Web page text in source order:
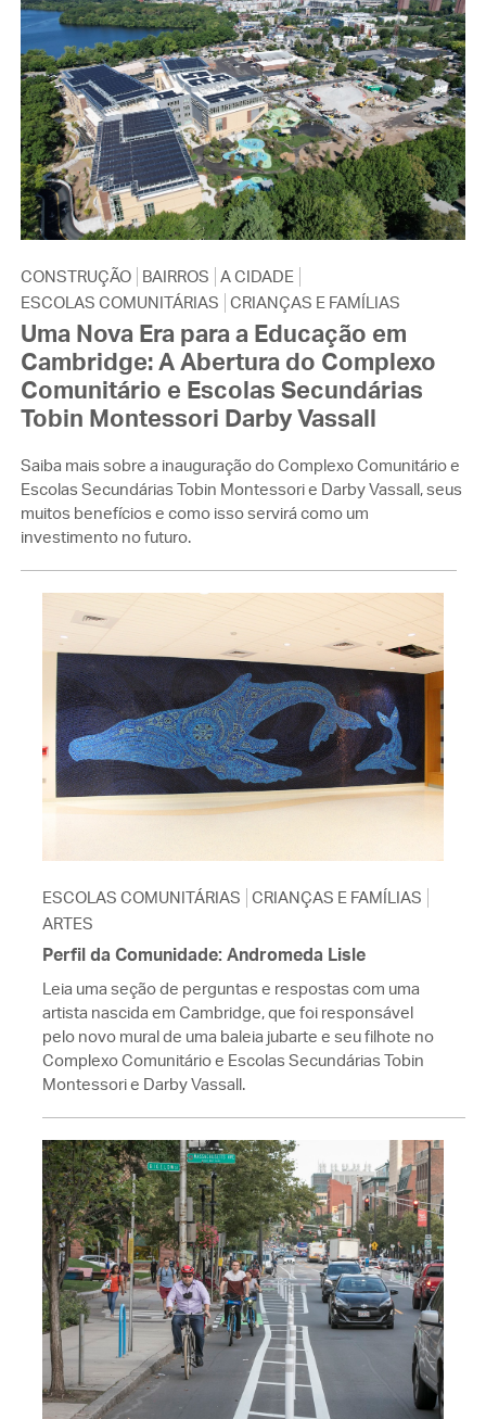
CONSTRUÇÃO BAIRROS A CIDADE
ESCOLAS COMUNITÁRIAS CRIANÇAS E FAMÍLIAS
Uma Nova Era para a Educação em
Cambridge: A Abertura do Complexo
Comunitário e Escolas Secundárias
Tobin Montessori Darby Vassall
Saiba mais sobre a inauguração do Complexo Comunitário e
Escolas Secundárias Tobin Montessori e Darby Vassall, seus
muitos benefícios e como isso servirá como um
investimento no futuro.
ESCOLAS COMUNITÁRIAS CRIANÇAS E FAMÍLIAS
ARTES
Perfil da Comunidade: Andromeda Lisle
Leia uma seção de perguntas e respostas com uma
artista nascida em Cambridge, que foi responsável
pelo novo mural de uma baleia jubarte e seu filhote no
Complexo Comunitário e Escolas Secundárias Tobin
Montessori e Darby Vassall.